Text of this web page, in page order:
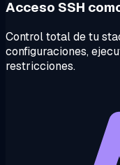
Acceso SSH
Control total de tu
configuraciones,
restricciones.